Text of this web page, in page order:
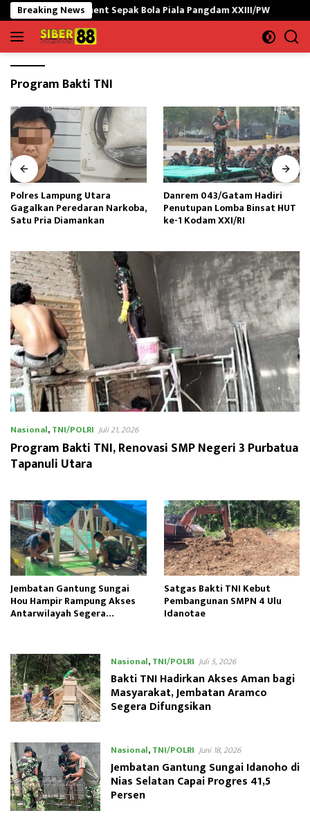
Langsung
ke
konten
Breaking News
Turnament Sepak Bola Piala Pangdam XXIII/PW Polres
Program Bakti TNI
Polres Lampung Utara
Gagalkan Peredaran Narkoba,
Satu Pria Diamankan
Danrem 043/Gatam Hadiri
Penutupan Lomba Binsat HUT
ke-1 Kodam XXI/RI
Nasional,TNI/POLRI Juli 21, 2026
Program Bakti TNI, Renovasi SMP Negeri 3 Purbatua
Tapanuli Utara
Jembatan Gantung Sungai
Hou Hampir Rampung Akses
Antarwilayah Segera
Satgas Bakti TNI Kebut
Pembangunan SMPN 4 Ulu
Idanotae
Nasional,TNI/POLRI Juli 5, 2026
Bakti TNI Hadirkan Akses Aman bagi
Masyarakat, Jembatan Aramco
Segera Difungsikan
Nasional,TNI/POLRI Juni 18, 2026
Jembatan Gantung Sungai Idanoho di
Nias Selatan Capai Progres 41,5
Persen